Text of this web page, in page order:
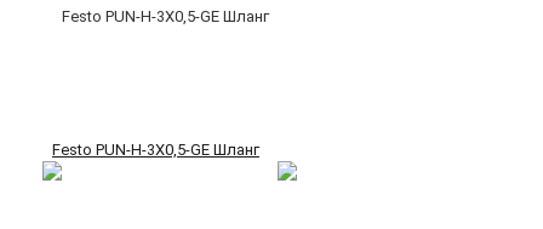
Festo PUN-H-3X0,5-GE Шланг